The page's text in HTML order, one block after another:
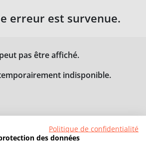
erreur est survenue.
pas être affiché.
indisponible.
Politique de confidentialité
des données